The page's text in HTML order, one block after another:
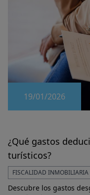
19/01/2026
¿Qué gastos
turísticos?
FISCALIDAD INMOBILIARIA
Descubre los gastos